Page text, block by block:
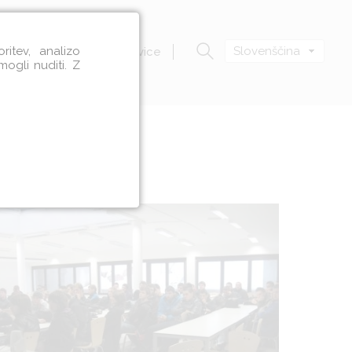
Zavod VOZIM Novice Slovenščina
analizo
nuditi. Z